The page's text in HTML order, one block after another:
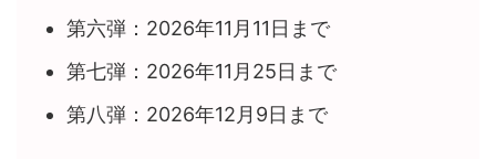
第六弾：2026年11月11日まで
第七弾：2026年11月25日まで
第八弾：2026年12月9日まで